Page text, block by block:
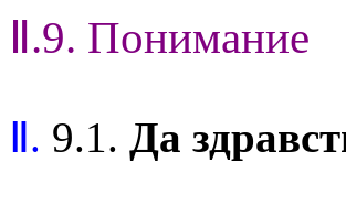
Ⅱ.9. Понимание
Ⅱ. 9.1. Да